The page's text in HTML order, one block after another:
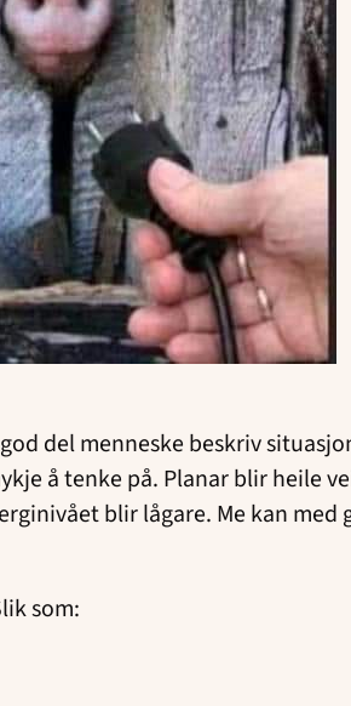
del menneske beskriv
å tenke på. Planar blir heile
blir lågare. Me kan
som: